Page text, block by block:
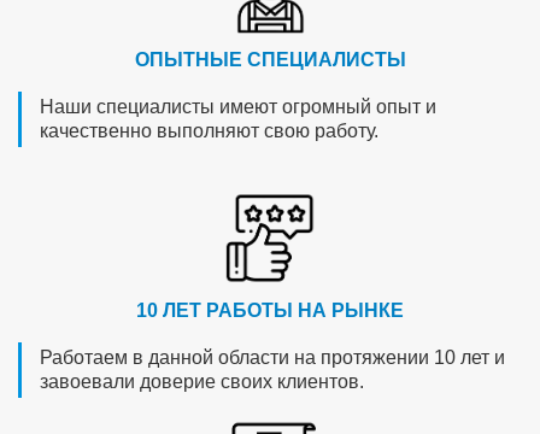
ОПЫТНЫЕ СПЕЦИАЛИСТЫ
Наши специалисты имеют огромный опыт и
качественно выполняют свою работу.
10 ЛЕТ РАБОТЫ НА РЫНКЕ
Работаем в данной области на протяжении 10 лет и
завоевали доверие своих клиентов.